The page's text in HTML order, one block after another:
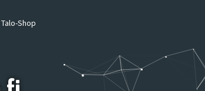
Talo-Shop